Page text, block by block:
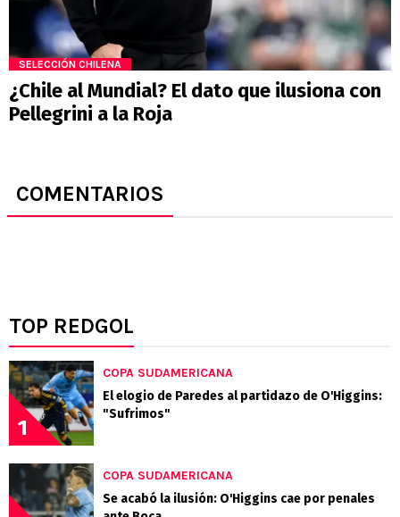
SELECCIÓN CHILENA
¿Chile al Mundial? El dato que ilusiona con
Pellegrini a la Roja
COMENTARIOS
TOP REDGOL
1
COPA SUDAMERICANA
El elogio de Paredes al partidazo de O'Higgins:
"Sufrimos"
COPA SUDAMERICANA
Se acabó la ilusión: O'Higgins cae por penales